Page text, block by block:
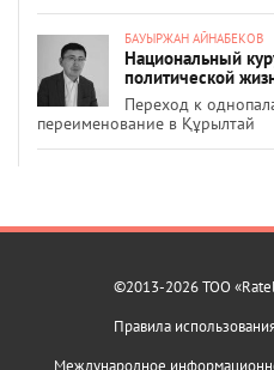
БАУЫРЖАН АЙНАБЕКОВ
Национальный
политической
Переход к
переименование в Құрылтай
©2013-2026 ТОО
Правила
Международное